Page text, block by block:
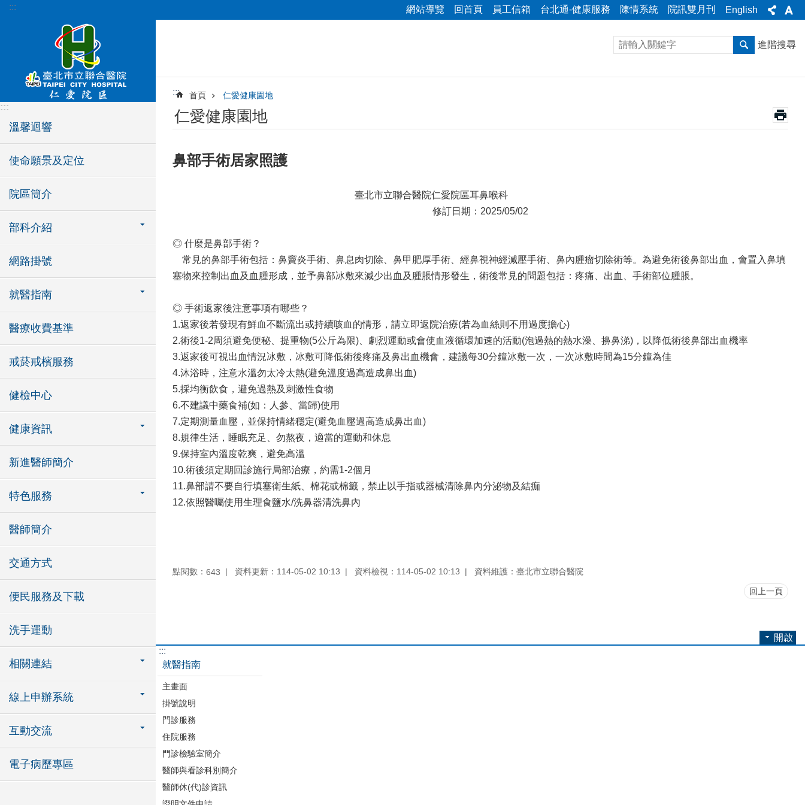
跳到主要內容區塊
::: 網站導覽 回首頁 員工信箱 台北通-健康服務 陳情系統 院訊雙月刊 English
:::
溫馨迴響
使命願景及定位
院區簡介
部科介紹
網路掛號
就醫指南
醫療收費基準
戒菸戒檳服務
健檢中心
健康資訊
新進醫師簡介
特色服務
醫師簡介
交通方式
便民服務及下載
洗手運動
相關連結
線上申辦系統
互動交流
電子病歷專區
進階搜尋
::: 首頁 仁愛健康園地
仁愛健康園地
鼻部手術居家照護
臺北市立聯合醫院仁愛院區耳鼻喉科
修訂日期：2025/05/02
◎ 什麼是鼻部手術？
常見的鼻部手術包括：鼻竇炎手術、鼻息肉切除、鼻甲肥厚手術、經鼻視神經減壓手術、鼻內腫瘤切除術等。為避免術後鼻部出血，會置入鼻填
塞物來控制出血及血腫形成，並予鼻部冰敷來減少出血及腫脹情形發生，術後常見的問題包括：疼痛、出血、手術部位腫脹。
◎ 手術返家後注意事項有哪些？
1.返家後若發現有鮮血不斷流出或持續咳血的情形，請立即返院治療(若為血絲則不用過度擔心)
2.術後1-2周須避免便秘、提重物(5公斤為限)、劇烈運動或會使血液循環加速的活動(泡過熱的熱水澡、擤鼻涕)，以降低術後鼻部出血機率
3.返家後可視出血情況冰敷，冰敷可降低術後疼痛及鼻出血機會，建議每30分鐘冰敷一次，一次冰敷時間為15分鐘為佳
4.沐浴時，注意水溫勿太冷太熱(避免溫度過高造成鼻出血)
5.採均衡飲食，避免過熱及刺激性食物
6.不建議中藥食補(如：人參、當歸)使用
7.定期測量血壓，並保持情緒穩定(避免血壓過高造成鼻出血)
8.規律生活，睡眠充足、勿熬夜，適當的運動和休息
9.保持室內溫度乾爽，避免高溫
10.術後須定期回診施行局部治療，約需1-2個月
11.鼻部請不要自行填塞衛生紙、棉花或棉籤，禁止以手指或器械清除鼻內分泌物及結痂
12.依照醫囑使用生理食鹽水/洗鼻器清洗鼻內
點閱數： 643 資料更新：114-05-02 10:13 資料檢視：114-05-02 10:13 資料維護：臺北市立聯合醫院
回上一頁
開啟
:::
就醫指南
主畫面
掛號說明
門診服務
住院服務
門診檢驗室簡介
醫師與看診科別簡介
醫師休(代)診資訊